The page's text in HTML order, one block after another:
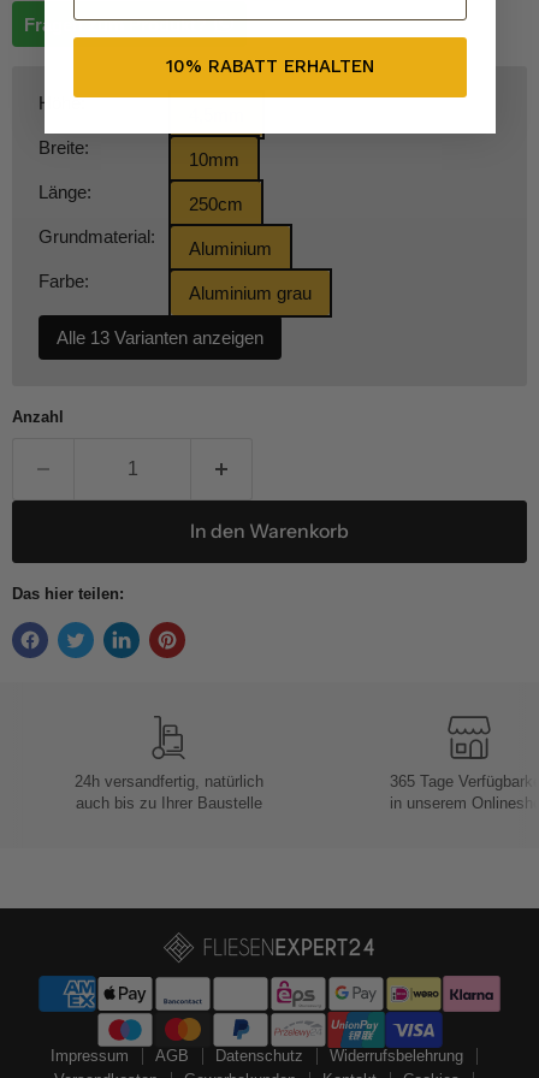
Fragen zum Produkt?
Höhe:
Breite:
10mm
Länge:
250cm
Grundmaterial:
Aluminium
Farbe:
Aluminium grau
Alle 13 Varianten anzeigen
Anzahl
In den Warenkorb
Das hier teilen:
24h versandfertig, natürlich
auch bis zu Ihrer Baustelle
365 Tage
in unserem
Impressum AGB Datenschutz
Widerrufsbelehrung
10% RABATT ERHALTEN